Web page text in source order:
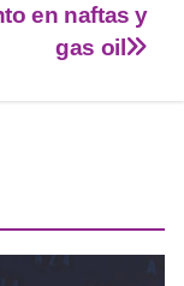
en naftas y
gas oil